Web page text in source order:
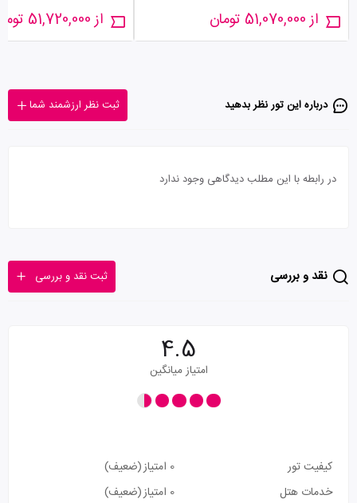
از 51,070,000 تومان از 51,720,000 تومان
درباره این تور‌ نظر بدهید ثبت نظر ارزشمند شما
در رابطه با این مطلب دیدگاهی وجود ندارد
نقد و بررسی ثبت نقد و بررسی
4.5
امتیاز میانگین
کیفیت تور 0 امتیاز
(ضعیف)
خدمات هتل
0 امتیاز
(ضعیف)